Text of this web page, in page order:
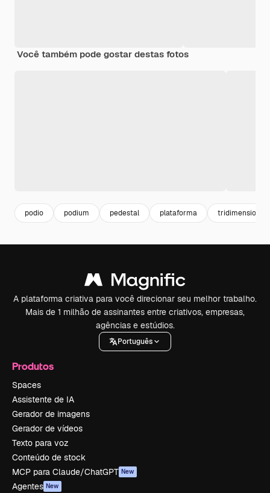
Você também pode gostar destas fotos
podio podium pedestal plataforma tridimensional
A plataforma criativa para você direcionar seu melhor trabalho.
Mais de 1 milhão de assinantes entre criativos, empresas,
agências e estúdios.
Português
Produtos
Spaces
Assistente de IA
Gerador de imagens
Gerador de vídeos
Texto para voz
Conteúdo de stock
MCP para Claude/ChatGPT New
Agentes New